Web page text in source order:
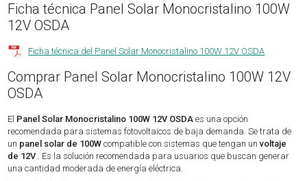
Ficha técnica Panel Solar Monocristalino 100W
12V OSDA
Ficha técnica del Panel Solar Monocristalino 100W 12V OSDA
Comprar Panel Solar Monocristalino 100W 12V
OSDA
El Panel Solar Monocristalino 100W 12V OSDA es una opción
recomendada para sistemas fotovoltaicos de baja demanda. Se trata de
un panel solar de 100W compatible con sistemas que tengan unvoltaje
de 12V. Es la solución recomendada para usuarios que buscan generar
una cantidad moderada de energía eléctrica.